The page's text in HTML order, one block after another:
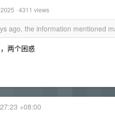
· 4311 views
ago, the information mentioned
两个困惑
+08:00